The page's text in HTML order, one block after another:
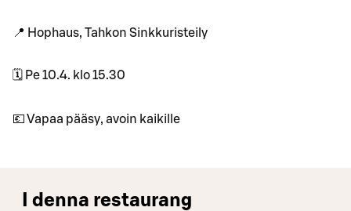
📍 Hophaus, Tahkon Sinkkuristeily
🗓 Pe 10.4. klo 15.30
💶 Vapaa pääsy, avoin kaikille
I denna restaurang